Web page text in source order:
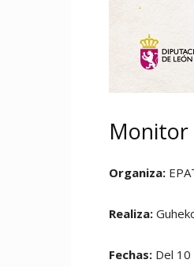
Monitor
Organiza:
Realiza:
Fechas: Del